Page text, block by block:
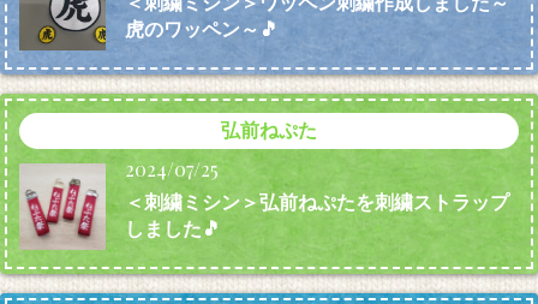
虎のワッペン～🎵
弘前ねぷた
2024/07/25
＜刺繍ミシン＞弘前ねぷたを刺繍ストラップ
しました🎵